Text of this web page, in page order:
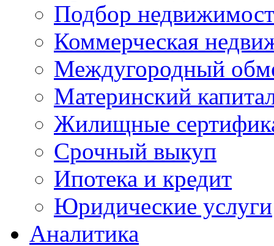
Подбор
Коммерческая
Междугородный
Материнский
Жилищные
Срочный выкуп
Ипотека и кредит
Юридические услуги
Аналитика